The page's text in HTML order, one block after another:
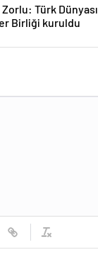
Türk Dünyası
Birliği kuruldu